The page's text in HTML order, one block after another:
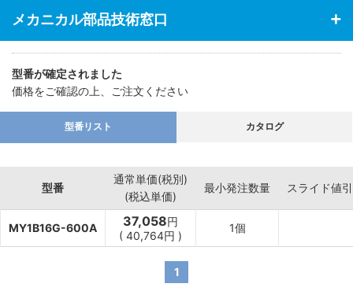
メカニカル部品技術窓口
型番が確定されました
価格をご確認の上、ご注文ください
型番リスト カタログ
型番
通常単価(税別)
(税込単価)
最小発注数量 スライド値引
MY1B16G-600A 37,058円
( 40,764円 )
1個
1